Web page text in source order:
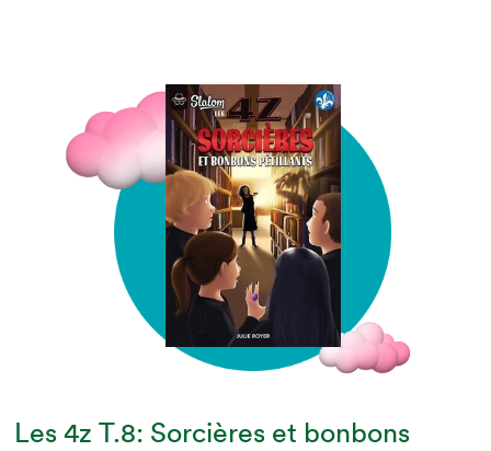
Les 4z T.8: Sorcières et bonbons